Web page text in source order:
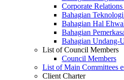
Corporate
Bahagian
Bahagian Hal
Bahagian
Bahagian Undang-
List of Council Members
Council Members
List of Main Committees
Client Charter